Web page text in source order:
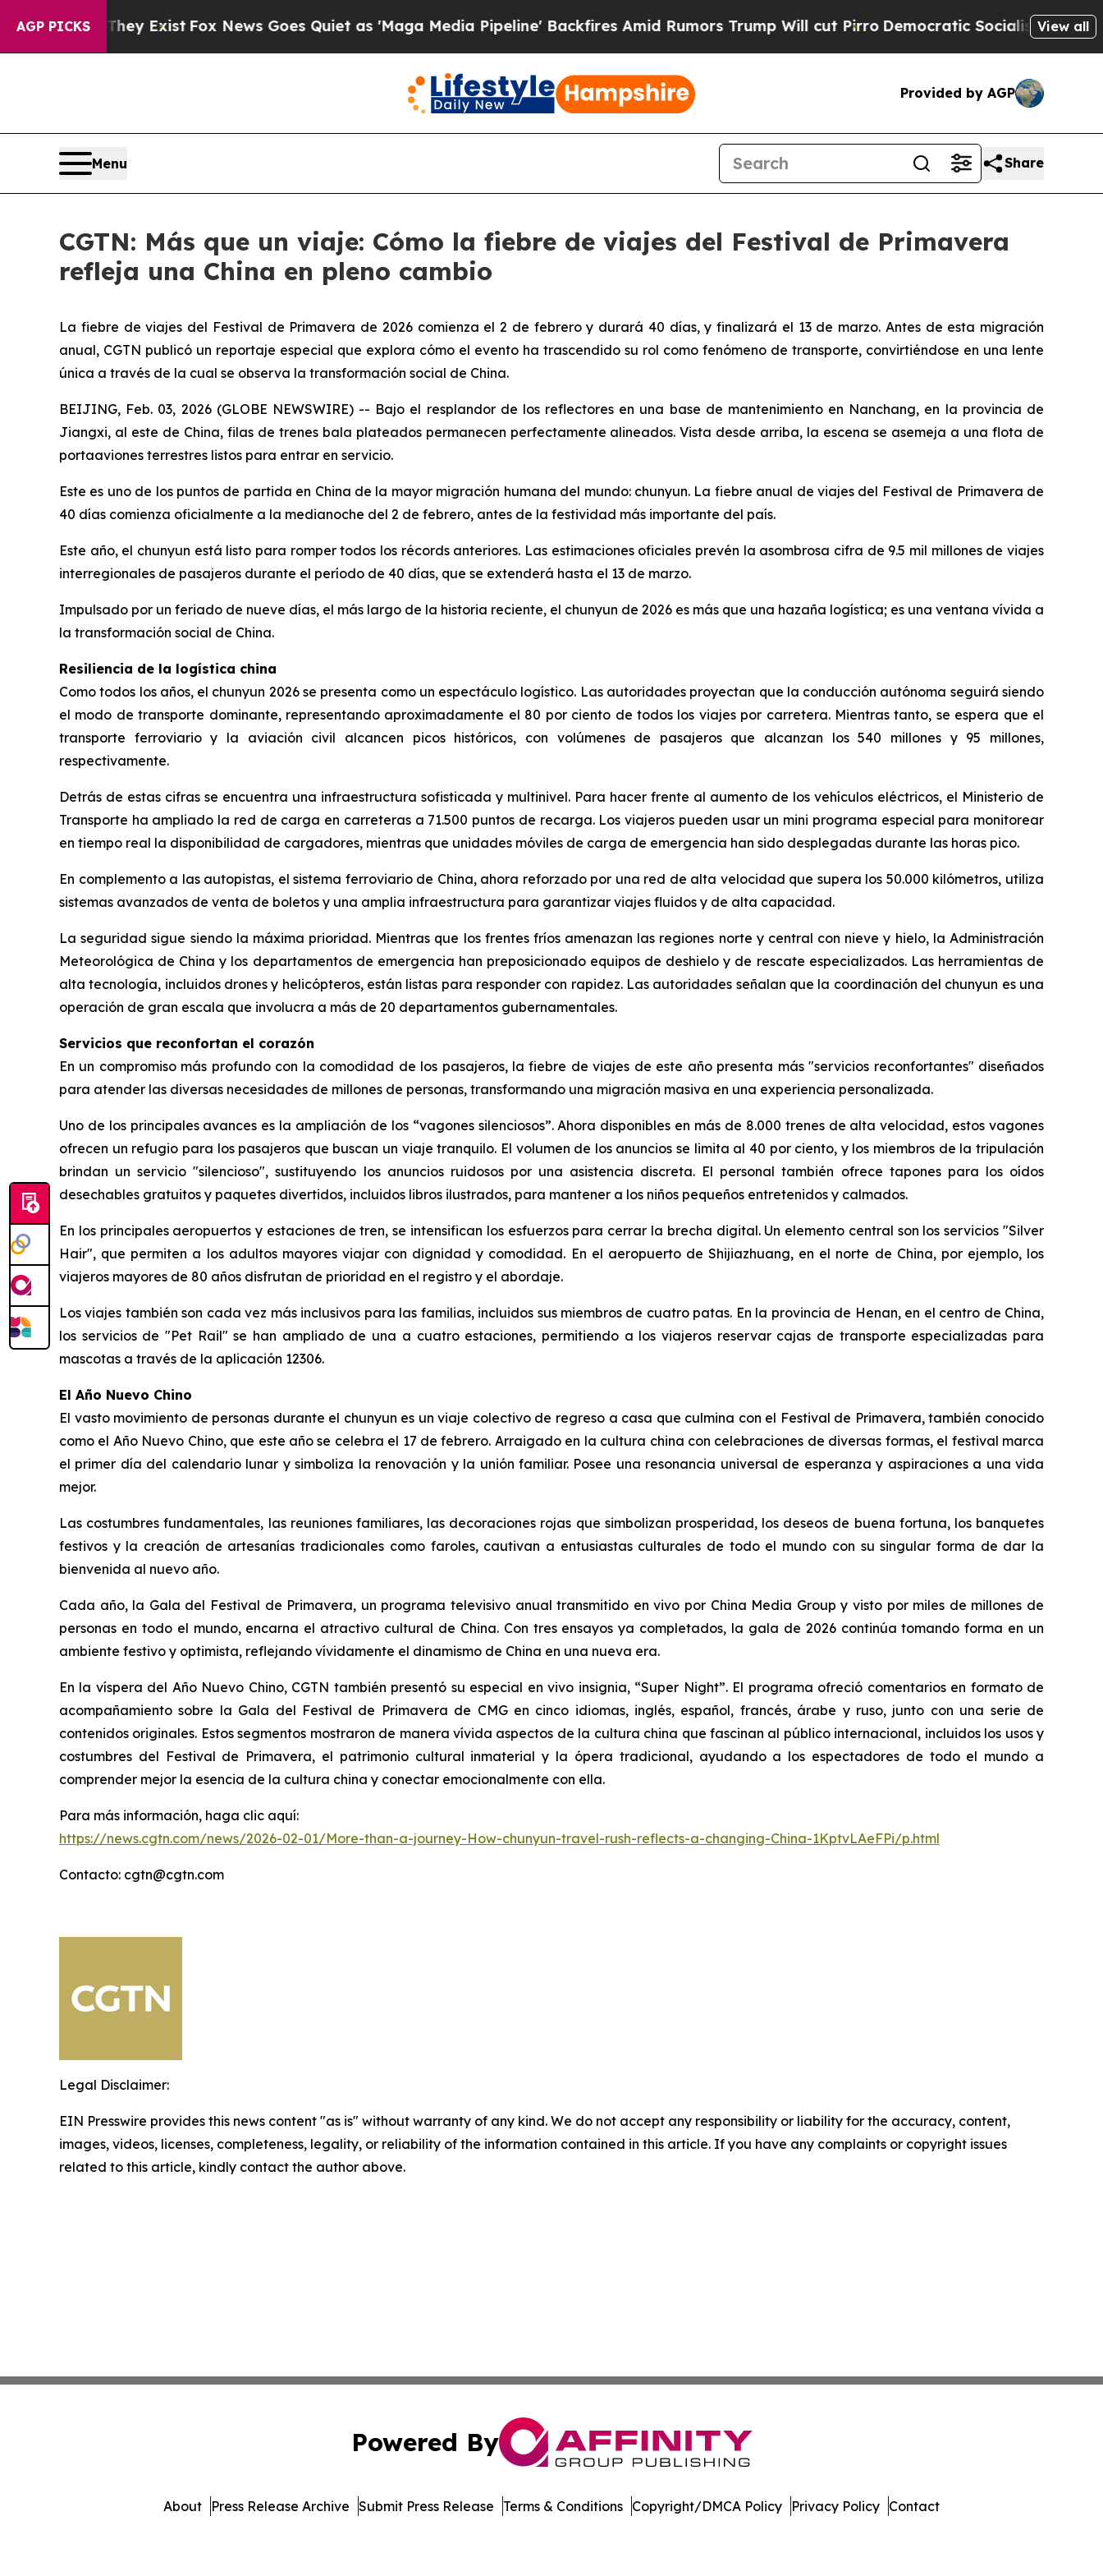
AGP PICKS
They Exist Fox News Goes Quiet as 'Maga Media Pipeline' Backfires Amid Rumors Trump Will cut PirroDemocratic Socialists of AmericaView all
Provided by AGP
Menu Share
CGTN: Más que un viaje: Cómo la fiebre de viajes del Festival de Primavera
refleja una China en pleno cambio
La fiebre de viajes del Festival de Primavera de 2026 comienza el 2 de febrero y durará 40 días, y finalizará el 13 de marzo. Antes de esta migración
anual, CGTN publicó un reportaje especial que explora cómo el evento ha trascendido su rol como fenómeno de transporte, convirtiéndose en una lente
única a través de la cual se observa la transformación social de China.
BEIJING, Feb. 03, 2026 (GLOBE NEWSWIRE) -- Bajo el resplandor de los reflectores en una base de mantenimiento en Nanchang, en la provincia de
Jiangxi, al este de China, filas de trenes bala plateados permanecen perfectamente alineados. Vista desde arriba, la escena se asemeja a una flota de
portaaviones terrestres listos para entrar en servicio.
Este es uno de los puntos de partida en China de la mayor migración humana del mundo: chunyun. La fiebre anual de viajes del Festival de Primavera de
40 días comienza oficialmente a la medianoche del 2 de febrero, antes de la festividad más importante del país.
Este año, el chunyun está listo para romper todos los récords anteriores. Las estimaciones oficiales prevén la asombrosa cifra de 9.5 mil millones de viajes
interregionales de pasajeros durante el período de 40 días, que se extenderá hasta el 13 de marzo.
Impulsado por un feriado de nueve días, el más largo de la historia reciente, el chunyun de 2026 es más que una hazaña logística; es una ventana vívida a
la transformación social de China.
Resiliencia de la logística china
Como todos los años, el chunyun 2026 se presenta como un espectáculo logístico. Las autoridades proyectan que la conducción autónoma seguirá siendo
el modo de transporte dominante, representando aproximadamente el 80 por ciento de todos los viajes por carretera. Mientras tanto, se espera que el
transporte ferroviario y la aviación civil alcancen picos históricos, con volúmenes de pasajeros que alcanzan los 540 millones y 95 millones,
respectivamente.
Detrás de estas cifras se encuentra una infraestructura sofisticada y multinivel. Para hacer frente al aumento de los vehículos eléctricos, el Ministerio de
Transporte ha ampliado la red de carga en carreteras a 71.500 puntos de recarga. Los viajeros pueden usar un mini programa especial para monitorear
en tiempo real la disponibilidad de cargadores, mientras que unidades móviles de carga de emergencia han sido desplegadas durante las horas pico.
En complemento a las autopistas, el sistema ferroviario de China, ahora reforzado por una red de alta velocidad que supera los 50.000 kilómetros, utiliza
sistemas avanzados de venta de boletos y una amplia infraestructura para garantizar viajes fluidos y de alta capacidad.
La seguridad sigue siendo la máxima prioridad. Mientras que los frentes fríos amenazan las regiones norte y central con nieve y hielo, la Administración
Meteorológica de China y los departamentos de emergencia han preposicionado equipos de deshielo y de rescate especializados. Las herramientas de
alta tecnología, incluidos drones y helicópteros, están listas para responder con rapidez. Las autoridades señalan que la coordinación del chunyun es una
operación de gran escala que involucra a más de 20 departamentos gubernamentales.
Servicios que reconfortan el corazón
En un compromiso más profundo con la comodidad de los pasajeros, la fiebre de viajes de este año presenta más "servicios reconfortantes" diseñados
para atender las diversas necesidades de millones de personas, transformando una migración masiva en una experiencia personalizada.
Uno de los principales avances es la ampliación de los “vagones silenciosos”. Ahora disponibles en más de 8.000 trenes de alta velocidad, estos vagones
ofrecen un refugio para los pasajeros que buscan un viaje tranquilo. El volumen de los anuncios se limita al 40 por ciento, y los miembros de la tripulación
brindan un servicio "silencioso", sustituyendo los anuncios ruidosos por una asistencia discreta. El personal también ofrece tapones para los oídos
desechables gratuitos y paquetes divertidos, incluidos libros ilustrados, para mantener a los niños pequeños entretenidos y calmados.
En los principales aeropuertos y estaciones de tren, se intensifican los esfuerzos para cerrar la brecha digital. Un elemento central son los servicios "Silver
Hair", que permiten a los adultos mayores viajar con dignidad y comodidad. En el aeropuerto de Shijiazhuang, en el norte de China, por ejemplo, los
viajeros mayores de 80 años disfrutan de prioridad en el registro y el abordaje.
Los viajes también son cada vez más inclusivos para las familias, incluidos sus miembros de cuatro patas. En la provincia de Henan, en el centro de China,
los servicios de "Pet Rail" se han ampliado de una a cuatro estaciones, permitiendo a los viajeros reservar cajas de transporte especializadas para
mascotas a través de la aplicación 12306.
El Año Nuevo Chino
El vasto movimiento de personas durante el chunyun es un viaje colectivo de regreso a casa que culmina con el Festival de Primavera, también conocido
como el Año Nuevo Chino, que este año se celebra el 17 de febrero. Arraigado en la cultura china con celebraciones de diversas formas, el festival marca
el primer día del calendario lunar y simboliza la renovación y la unión familiar. Posee una resonancia universal de esperanza y aspiraciones a una vida
mejor.
Las costumbres fundamentales, las reuniones familiares, las decoraciones rojas que simbolizan prosperidad, los deseos de buena fortuna, los banquetes
festivos y la creación de artesanías tradicionales como faroles, cautivan a entusiastas culturales de todo el mundo con su singular forma de dar la
bienvenida al nuevo año.
Cada año, la Gala del Festival de Primavera, un programa televisivo anual transmitido en vivo por China Media Group y visto por miles de millones de
personas en todo el mundo, encarna el atractivo cultural de China. Con tres ensayos ya completados, la gala de 2026 continúa tomando forma en un
ambiente festivo y optimista, reflejando vívidamente el dinamismo de China en una nueva era.
En la víspera del Año Nuevo Chino, CGTN también presentó su especial en vivo insignia, “Super Night”. El programa ofreció comentarios en formato de
acompañamiento sobre la Gala del Festival de Primavera de CMG en cinco idiomas, inglés, español, francés, árabe y ruso, junto con una serie de
contenidos originales. Estos segmentos mostraron de manera vívida aspectos de la cultura china que fascinan al público internacional, incluidos los usos y
costumbres del Festival de Primavera, el patrimonio cultural inmaterial y la ópera tradicional, ayudando a los espectadores de todo el mundo a
comprender mejor la esencia de la cultura china y conectar emocionalmente con ella.
Para más información, haga clic aquí:
https://news.cgtn.com/news/2026-02-01/More-than-a-journey-How-chunyun-travel-rush-reflects-a-changing-China-1KptvLAeFPi/p.html
Contacto: cgtn@cgtn.com
Legal Disclaimer:
EIN Presswire provides this news content "as is" without warranty of any kind. We do not accept any responsibility or liability for the accuracy, content,
images, videos, licenses, completeness, legality, or reliability of the information contained in this article. If you have any complaints or copyright issues
related to this article, kindly contact the author above.
Powered By
About Press Release Archive Submit Press Release Terms & Conditions Copyright/DMCA Policy Privacy Policy Contact